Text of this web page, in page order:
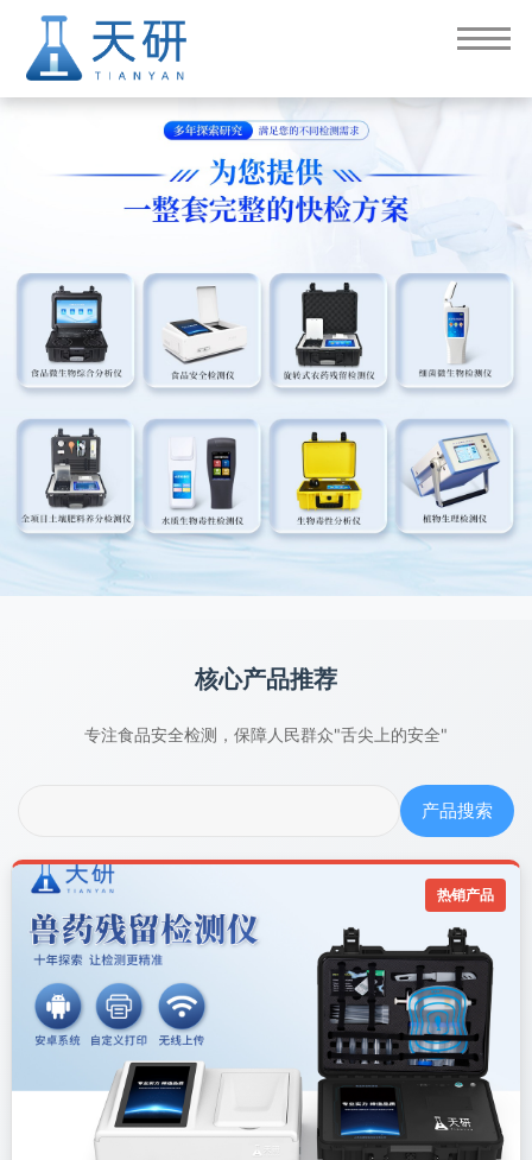
核心产品推荐
专注食品安全检测，保障人民群众"舌尖上的安全"
产品搜索
热销产品